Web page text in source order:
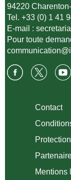
94220
Tel. +33 (0) 1 41
E-mail :
Pour toute
Contact
Mentions